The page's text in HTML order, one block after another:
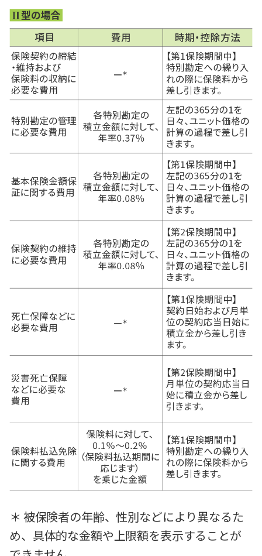
＊ 被保険者の年齢、性別などにより異なるた
め、具体的な金額や上限額を表示することが